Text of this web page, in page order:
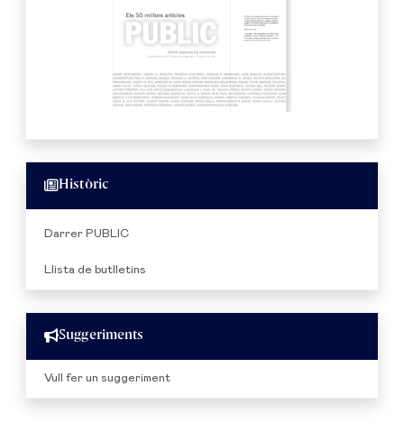
Històric
Darrer PUBLIC
Llista de butlletins
Suggeriments
Vull fer un suggeriment